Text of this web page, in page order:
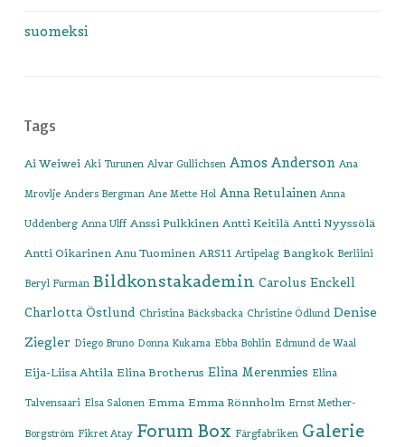
suomeksi
Tags
Ai Weiwei Aki Turunen Alvar Gullichsen Amos Anderson Ana
Mrovlje Anders Bergman Ane Mette Hol Anna Retulainen Anna
Uddenberg Anna Ulff Anssi Pulkkinen Antti Keitilä Antti Nyyssölä
Antti Oikarinen Anu Tuominen ARS11 Artipelag Bangkok Berliini
Beryl Furman Bildkonstakademin Carolus Enckell
Charlotta Östlund Christina Bäcksbacka Christine Ödlund Denise
Ziegler Diego Bruno Donna Kukama Ebba Bohlin Edmund de Waal
Eija-Liisa Ahtila Elina Brotherus Elina Merenmies Elina
Talvensaari Elsa Salonen Emma Emma Rönnholm Ernst Mether-
Borgström Fikret Atay Forum Box Färgfabriken Galerie